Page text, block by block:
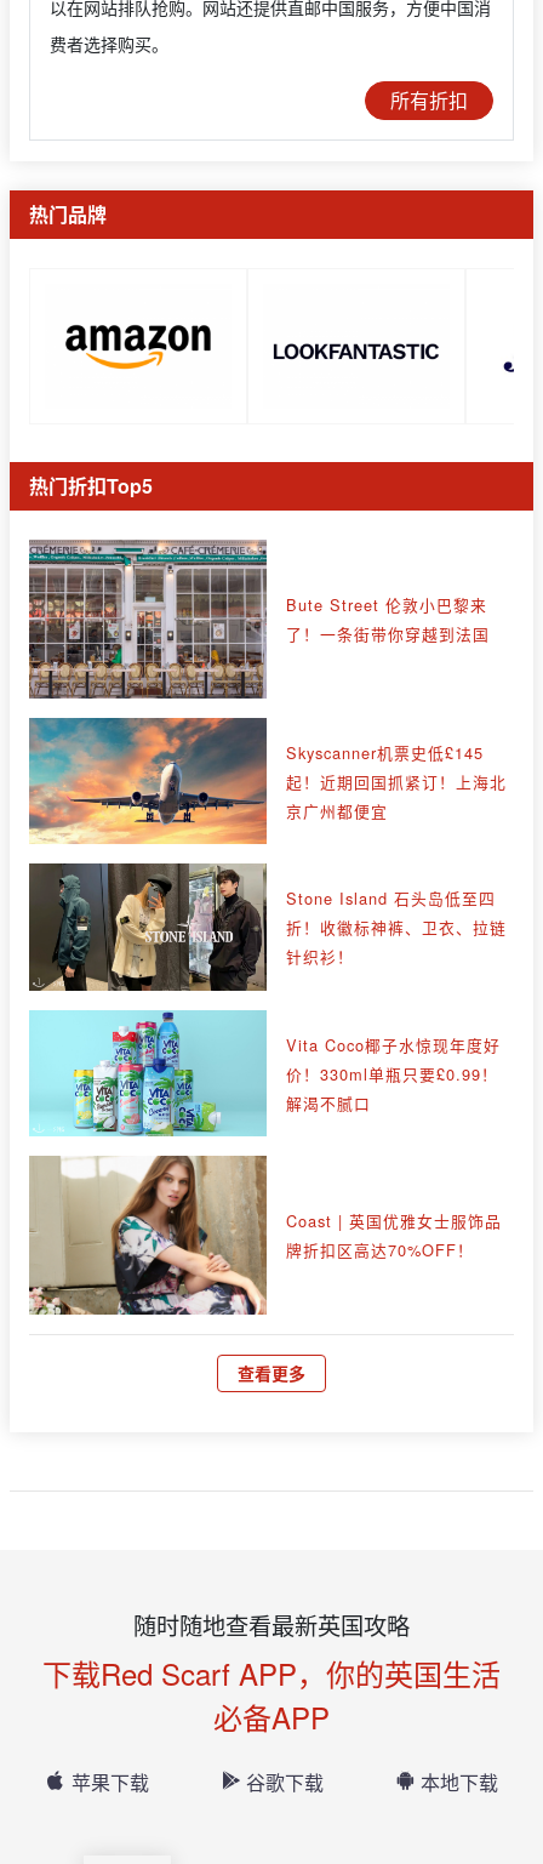
以在网站排队抢购。网站还提供直邮中国服务，方便中国消
费者选择购买。
所有折扣
热门品牌
热门折扣Top5
Bute Street 伦敦小巴黎来
了！一条街带你穿越到法国
Skyscanner机票史低£145
起！近期回国抓紧订！上海北
京广州都便宜
Stone Island 石头岛低至四
折！收徽标神裤、卫衣、拉链
针织衫！
Vita Coco椰子水惊现年度好
价！330ml单瓶只要£0.99！
解渴不腻口
Coast | 英国优雅女士服饰品
牌折扣区高达70%OFF！
查看更多
随时随地查看最新英国攻略
下载Red Scarf APP，你的英国生活
必备APP
苹果下载 谷歌下载 本地下载